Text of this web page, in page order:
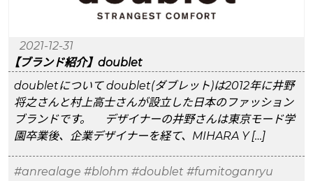
2021-12-31
【ブランド紹介】doublet
doubletについて doublet(ダブレット)は2012年に井野
将之さんと村上高士さんが設立した日本のファッション
ブランドです。 デザイナーの井野さんは東京モード学
園卒業後、企業デザイナーを経て、MIHARA Y […]
#anrealage #blohm #doublet #fumitoganryu